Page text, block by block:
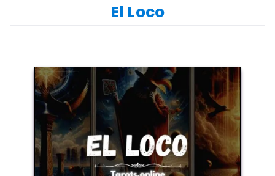
El Loco